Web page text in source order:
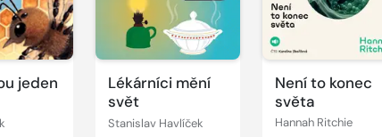
jeden
Lékárníci mění
svět
Stanislav Havlíček
Není to konec
světa
Hannah Ritchie